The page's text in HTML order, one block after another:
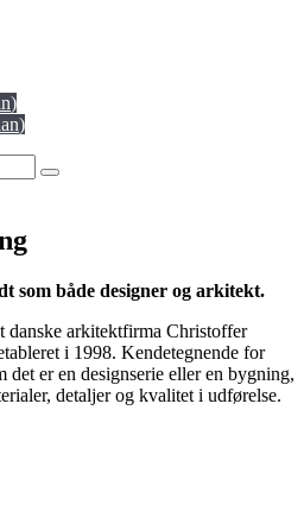
)
)
som både designer og arkitekt.
danske arkitektfirma Christoffer
i 1998. Kendetegnende for
det er en designserie eller en bygning,
detaljer og kvalitet i udførelse.